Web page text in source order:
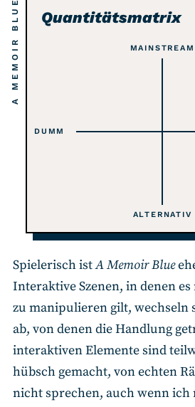
A MEMOIR BLUE Quantitätsmatrix
DUMM
MAINSTREAM
ALTERNATIV
Spielerisch istA Memoir Blue
Interaktive Szenen, in denen
zu manipulieren gilt, wechseln
ab, von denen die Handlung
interaktiven Elemente sind
hübsch gemacht, von echten
nicht sprechen, auch wenn